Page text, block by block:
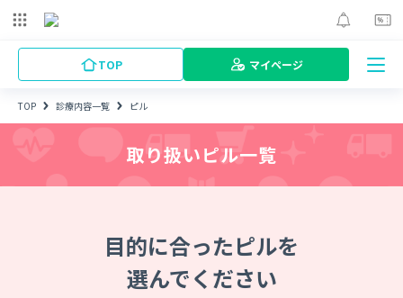
TOP マイページ
TOP 診療内容一覧 ピル
取り扱いピル一覧
目的に合ったピルを
選んでください